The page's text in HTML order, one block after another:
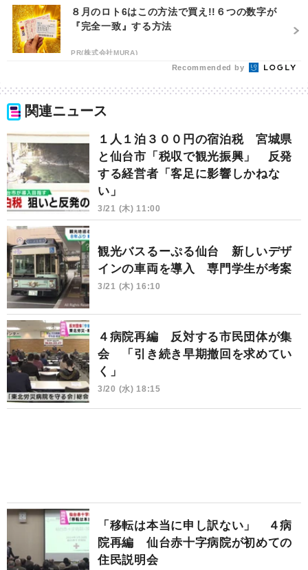
８月のロト6はこの方法で買え!!６つの数字が
『完全一致』する方法
PR(株式会社MURA)
Recommended by
関連ニュース
１人１泊３００円の宿泊税 宮城県
と仙台市「税収で観光振興」 反発
する経営者「客足に影響しかねな
い」
3/21 (木) 11:00
観光バスるーぷる仙台 新しいデザ
インの車両を導入 専門学生が考案
3/21 (木) 16:10
４病院再編 反対する市民団体が集
会 「引き続き早期撤回を求めてい
く」
3/20 (水) 18:15
「移転は本当に申し訳ない」 ４病
院再編 仙台赤十字病院が初めての
住民説明会